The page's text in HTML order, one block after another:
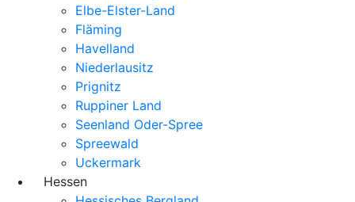
Elbe-Elster-Land
Fläming
Havelland
Niederlausitz
Prignitz
Ruppiner Land
Seenland Oder-Spree
Spreewald
Uckermark
Hessen